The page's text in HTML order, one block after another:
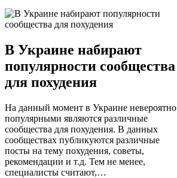
В Украине набирают
популярности сообщества
для похудения
На данный момент в Украине невероятно
популярными являются различные
сообщества для похудения. В данных
сообществах публикуются различные
посты на тему похудения, советы,
рекомендации и т.д. Тем не менее,
специалисты считают,…